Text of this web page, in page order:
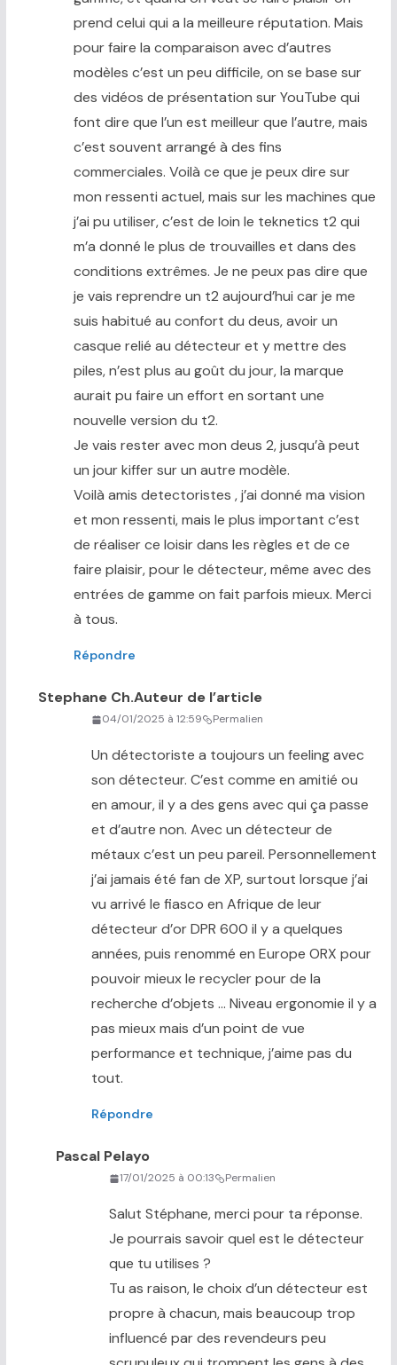
prend celui qui a la meilleure réputation. Mais
pour faire la comparaison avec d’autres
modèles c’est un peu difficile, on se base sur
des vidéos de présentation sur YouTube qui
font dire que l’un est meilleur que l’autre, mais
c’est souvent arrangé à des fins
commerciales. Voilà ce que je peux dire sur
mon ressenti actuel, mais sur les machines que
j’ai pu utiliser, c’est de loin le teknetics t2 qui
m’a donné le plus de trouvailles et dans des
conditions extrêmes. Je ne peux pas dire que
je vais reprendre un t2 aujourd’hui car je me
suis habitué au confort du deus, avoir un
casque relié au détecteur et y mettre des
piles, n’est plus au goût du jour, la marque
aurait pu faire un effort en sortant une
nouvelle version du t2.
Je vais rester avec mon deus 2, jusqu’à peut
un jour kiffer sur un autre modèle.
Voilà amis detectoristes , j’ai donné ma vision
et mon ressenti, mais le plus important c’est
de réaliser ce loisir dans les règles et de ce
faire plaisir, pour le détecteur, même avec des
entrées de gamme on fait parfois mieux. Merci
à tous.
Répondre
Stephane Ch.Auteur de l’article
04/01/2025 à 12:59 Permalien
Un détectoriste a toujours un feeling avec
son détecteur. C’est comme en amitié ou
en amour, il y a des gens avec qui ça passe
et d’autre non. Avec un détecteur de
métaux c’est un peu pareil. Personnellement
j’ai jamais été fan de XP, surtout lorsque j’ai
vu arrivé le fiasco en Afrique de leur
détecteur d’or DPR 600 il y a quelques
années, puis renommé en Europe ORX pour
pouvoir mieux le recycler pour de la
recherche d’objets … Niveau ergonomie il y a
pas mieux mais d’un point de vue
performance et technique, j’aime pas du
tout.
Répondre
Pascal Pelayo
17/01/2025 à 00:13 Permalien
Salut Stéphane, merci pour ta réponse.
Je pourrais savoir quel est le détecteur
que tu utilises ?
Tu as raison, le choix d’un détecteur est
propre à chacun, mais beaucoup trop
influencé par des revendeurs peu